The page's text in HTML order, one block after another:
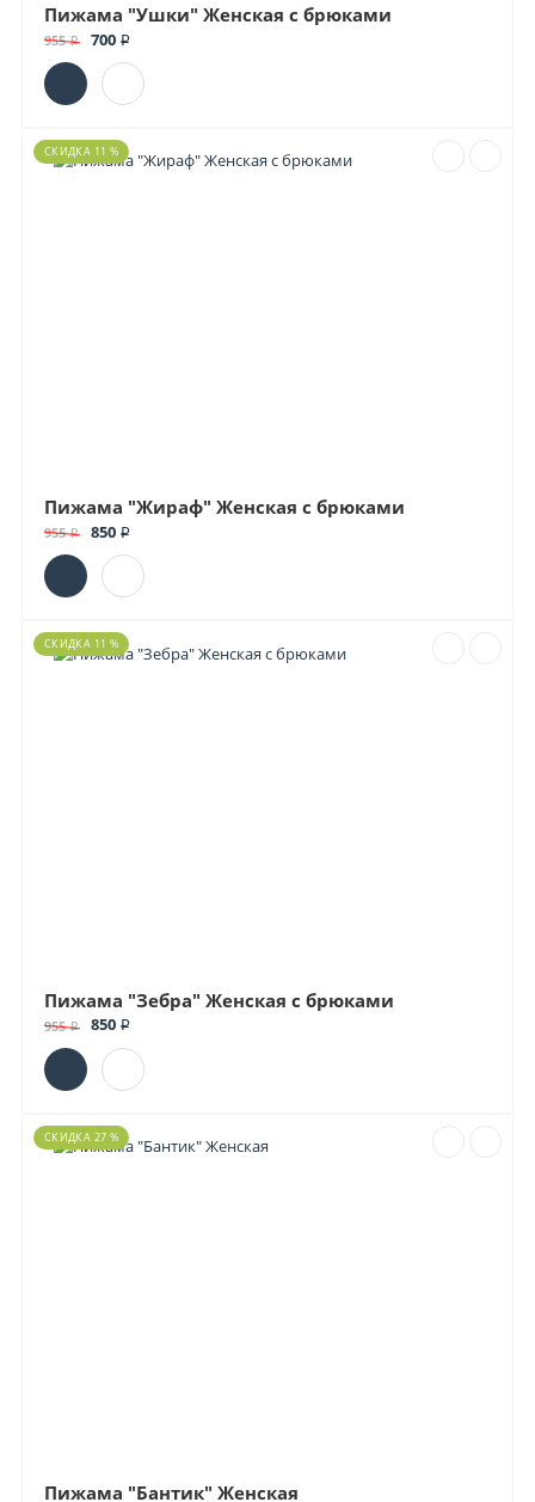
Пижама "Ушки" Женская с брюками
955 ₽ 700 ₽
СКИДКА 11 %
Пижама "Жираф" Женская с брюками
955 ₽ 850 ₽
СКИДКА 11 %
Пижама "Зебра" Женская с брюками
955 ₽ 850 ₽
СКИДКА 27 %
Пижама "Бантик" Женская